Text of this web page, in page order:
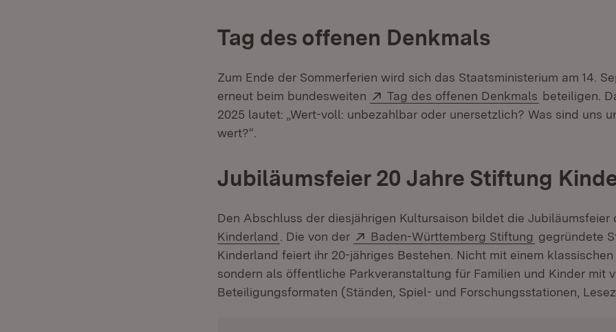
Tag des offenen Denkmals
Zum Ende der Sommerferien wird sich das Staatsministerium am 14.
erneut beim bundesweiten
Extern:
Tag des offenen Denkmals (Öffnet in
beteiligen.
2025 lautet: „Wert-voll: unbezahlbar oder unersetzlich? Was sind uns
wert?“.
Jubiläumsfeier 20 Jahre Stiftung
Den Abschluss der diesjährigen Kultursaison bildet die Jubiläumsfeier
Kinderland (Öffnet in neuem Fenster)
. Die von der Extern:
Baden-Württemberg Stiftung (Öffnet in
gegründete
Kinderland feiert ihr 20-jähriges Bestehen. Nicht mit einem klassischen
sondern als öffentliche Parkveranstaltung für Familien und Kinder mit
Beteiligungsformaten (Ständen, Spiel- und Forschungsstationen,